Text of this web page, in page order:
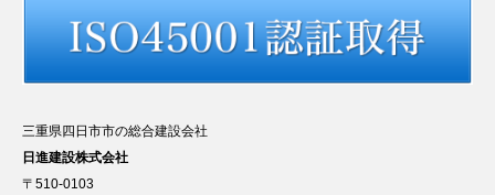
三重県四日市市の総合建設会社
日進建設株式会社
〒510-0103